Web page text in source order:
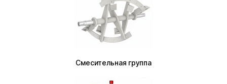
Смесительная группа